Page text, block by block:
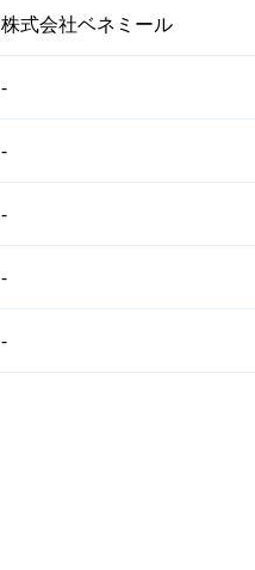
株式会社ベネミール
-
-
-
-
-